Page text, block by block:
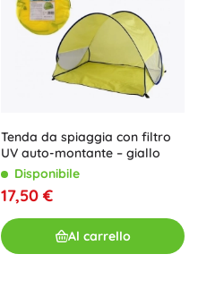
Tenda da spiaggia con filtro
UV auto-montante – giallo
Disponibile
17,50 €
Al carrello